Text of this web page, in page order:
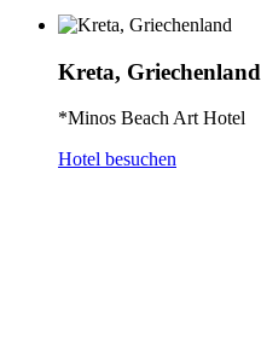
Kreta, Griechenland
*Minos Beach Art Hotel
Hotel besuchen